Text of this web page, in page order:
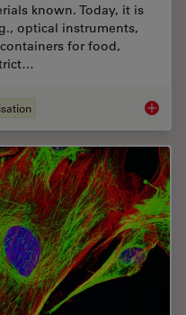
known. Today, it is
optical instruments,
for food,